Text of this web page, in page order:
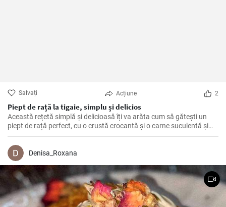
Salvați Acțiune 2
Piept de rață la tigaie, simplu și delicios
Această rețetă simplă și delicioasă îți va arăta cum să gătești un
piept de rață perfect, cu o crustă crocantă și o carne suculentă și
savuroasă. Este o modalitate ușoară de a impresiona oaspeții la o
cină elegantă sau de a-ți răsfăța familia.
Denisa_Roxana